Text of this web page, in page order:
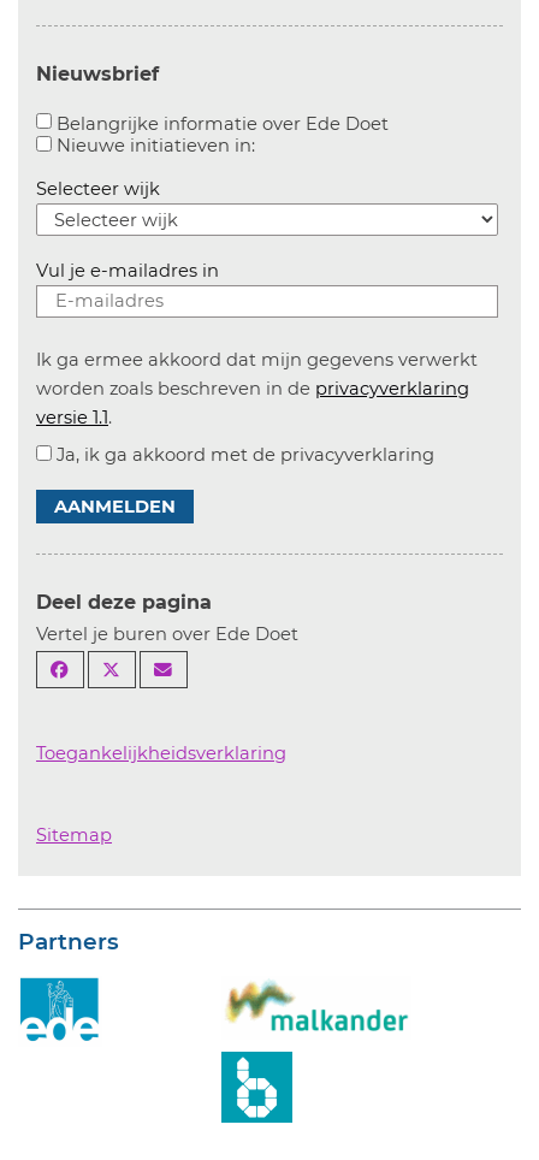
Nieuwsbrief
Belangrijke informatie over Ede Doet
Nieuwe initiatieven in:Aanvinken om informatie over
Selecteer wijk
Vul je e-mailadres in
Ik ga ermee akkoord dat mijn gegevens verwerkt
worden zoals beschreven in de privacyverklaring
versie 1.1.
Ja, ik ga akkoord met de privacyverklaring
AANMELDEN
Deel deze pagina
Vertel je buren over Ede Doet
Toegankelijkheidsverklaring
Sitemap
Partners